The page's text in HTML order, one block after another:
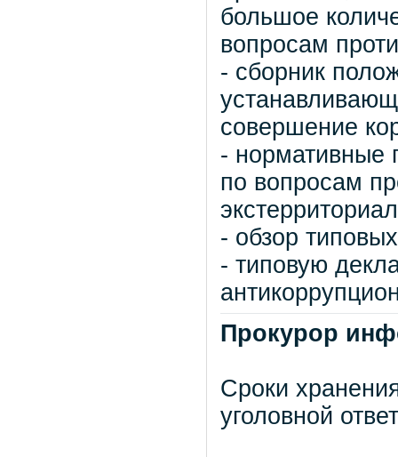
большое
вопросам
- сборник
совершение
- нормативные
по вопросам
- обзор
- типовую
Прокурор
Сроки
уголовной